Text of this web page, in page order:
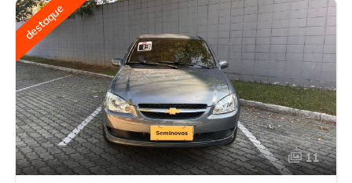
destaque
11